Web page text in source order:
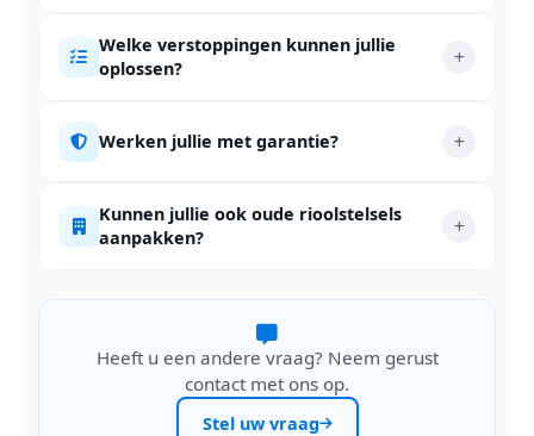
Welke verstoppingen kunnen jullie
oplossen?
Werken jullie met garantie?
Kunnen jullie ook oude rioolstelsels
aanpakken?
Heeft u een andere vraag? Neem gerust
contact met ons op.
Stel uw vraag